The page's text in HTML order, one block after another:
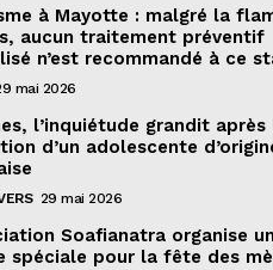
à Mayotte : malgré la
aucun traitement préventif
n’est recommandé à ce
mai 2026
l’inquiétude grandit après
d’un adolescente
29 mai 2026
Soafianatra organise
spéciale pour la fête des